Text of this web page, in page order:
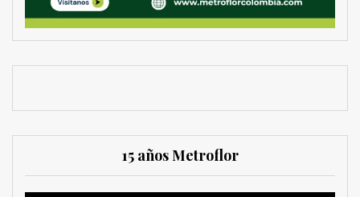
15 años Metroflor